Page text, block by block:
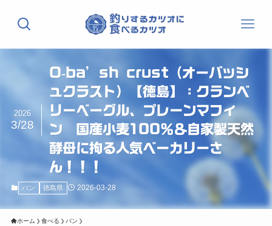
O-ba’sh crust（オーバッシ
ュクラスト）【徳島】：クランベ
リーベーグル、プレーンマフィ
ン 国産小麦100％＆自家製天然
酵母に拘る人気ベーカリーさ
ん！！！
2026
3/28
パン 徳島県 2026-03-28
ホーム 食べる パン